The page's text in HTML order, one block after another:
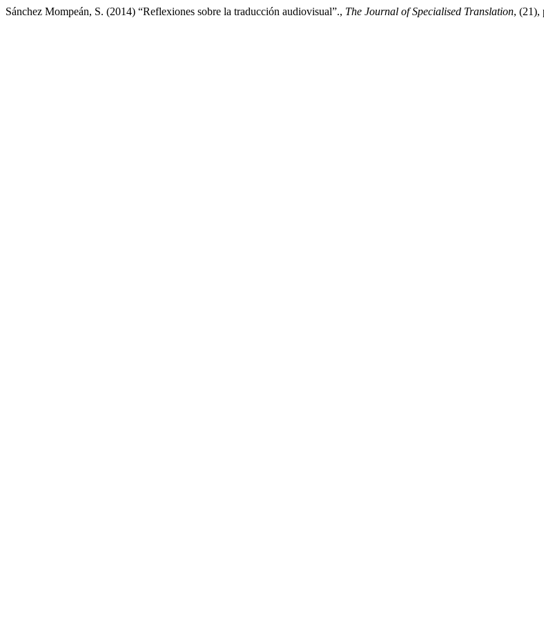
Sánchez Mompeán, S. (2014) “Reflexiones sobre la traducción audiovisual”., The Journal of Specialised Translation, (21),